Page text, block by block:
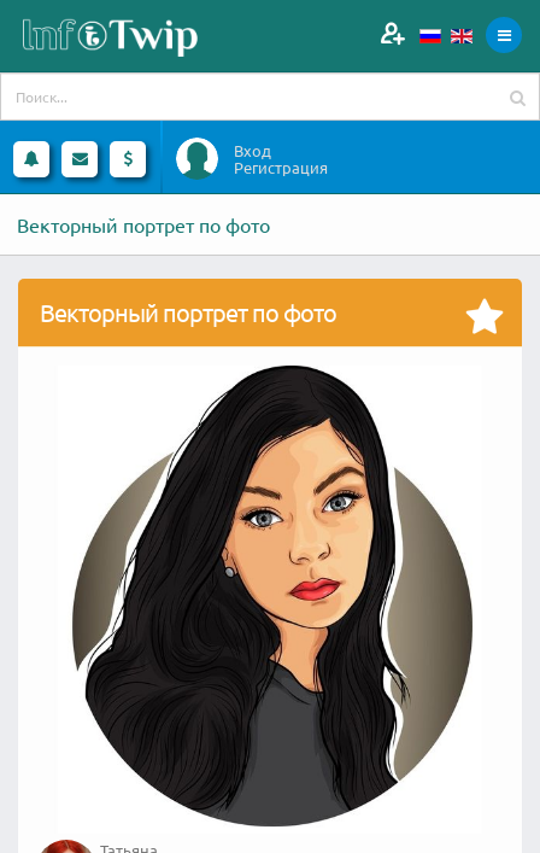
Вход
Регистрация
Векторный портрет по фото
Векторный портрет по фото